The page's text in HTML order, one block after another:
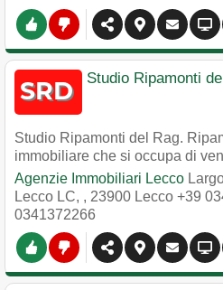
Studio Ripamonti
Studio Ripamonti del Rag.
immobiliare che si occupa di
Agenzie Immobiliari Lecco
Lecco LC, , 23900 Lecco +39
0341372266